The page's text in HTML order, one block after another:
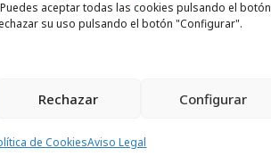
aceptar todas las cookies pulsando el botón
su uso pulsando el botón "Configurar".
Rechazar Configurar
de CookiesAviso Legal
obtenidos serán
ediciones anteriores,
Madrid Gallery ha
benéficos.
del arte español,
muestra diversa,